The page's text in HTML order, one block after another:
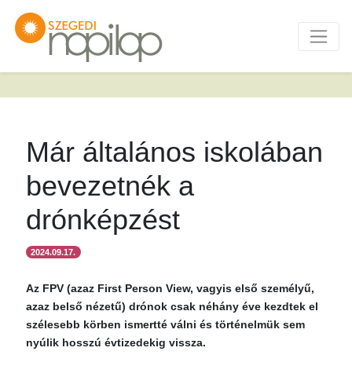
Már általános iskolában
bevezetnék a
drónképzést
2024.09.17.
Az FPV (azaz First Person View, vagyis első személyű,
azaz belső nézetű) drónok csak néhány éve kezdtek el
szélesebb körben ismertté válni és történelmük sem
nyúlik hosszú évtizedekig vissza.